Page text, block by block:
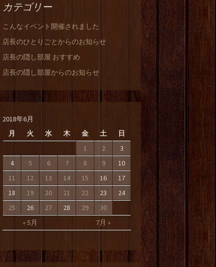
カテゴリー
こんなイベント開催されました
店長のひとりごとからのお知らせ
店長の隠し部屋 おすすめ
店長の隠し部屋からのお知らせ
2018年6月
月
火 水 木 金 土 日
« 5月 7月 »
1 2
3
4
5 6 7 8 9
10
11
12 13 14 15 16
17
18
19 20 21 22 23
24
25
26 27 28 29 30